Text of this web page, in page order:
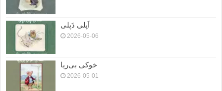
اَپلی دَپلی
2026-05-06
خوکی بی‌ریا
2026-05-01